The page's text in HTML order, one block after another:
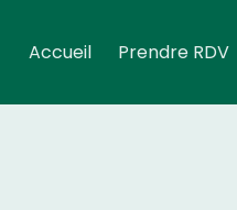
Accueil Prendre RDV